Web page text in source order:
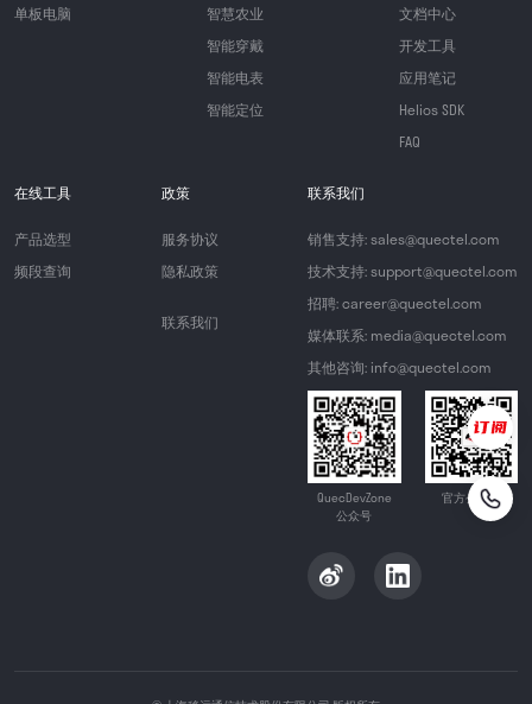
单板电脑
智慧农业
智能穿戴
智能电表
智能定位
文档中心
开发工具
应用笔记
Helios SDK
FAQ
在线工具
产品选型
频段查询
政策
服务协议
隐私政策
联系我们
联系我们
销售支持: sales@quectel.com
技术支持: support@quectel.com
招聘: career@quectel.com
媒体联系: media@quectel.com
其他咨询: info@quectel.com
QuecDevZone
公众号
官方公众号